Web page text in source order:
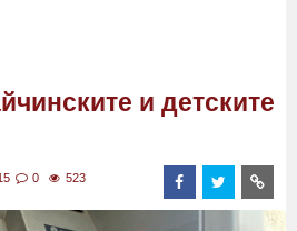
и детските
0 523